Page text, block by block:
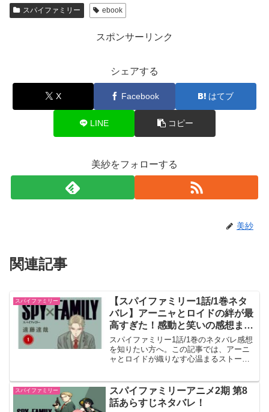
スパイファミリー ebook
スポンサーリンク
シェアする
X Facebook はてブ
LINE コピー
美紗をフォローする
美紗
関連記事
スパイファミリー
【スパイファミリー1話/1巻ネタ
バレ】アーニャとロイドの絆が最
高すぎた！感動と笑いの感想まと
め
スパイファミリー1話/1巻のネタバレ感想
を知りたい方へ。この記事では、アーニ
ャとロイドが織りなす心温まるストーリ
に、スパイファミリーを無料で読む方法
やアニメ視聴情報もあわせてご紹介しま
すので、ぜひ最後までご覧ください。
スパイファミリー
スパイファミリーアニメ2期 第8
話あらすじネタバレ！